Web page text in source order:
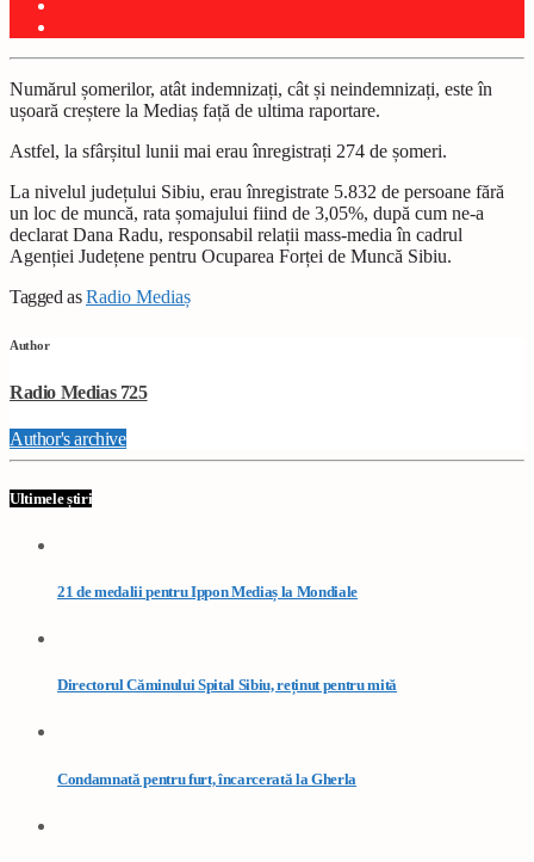
Numărul șomerilor, atât indemnizați, cât și neindemnizați, este în
ușoară creștere la Mediaș față de ultima raportare.
Astfel, la sfârșitul lunii mai erau înregistrați 274 de șomeri.
La nivelul județului Sibiu, erau înregistrate 5.832 de persoane fără
un loc de muncă, rata șomajului fiind de 3,05%, după cum ne-a
declarat Dana Radu, responsabil relații mass-media în cadrul
Agenției Județene pentru Ocuparea Forței de Muncă Sibiu.
Tagged asRadio Mediaș
Author
Radio Medias 725
Author's archive
Ultimele știri
21 de medalii pentru Ippon Mediaș la Mondiale
Directorul Căminului Spital Sibiu, reținut pentru mită
Condamnată pentru furt, încarcerată la Gherla